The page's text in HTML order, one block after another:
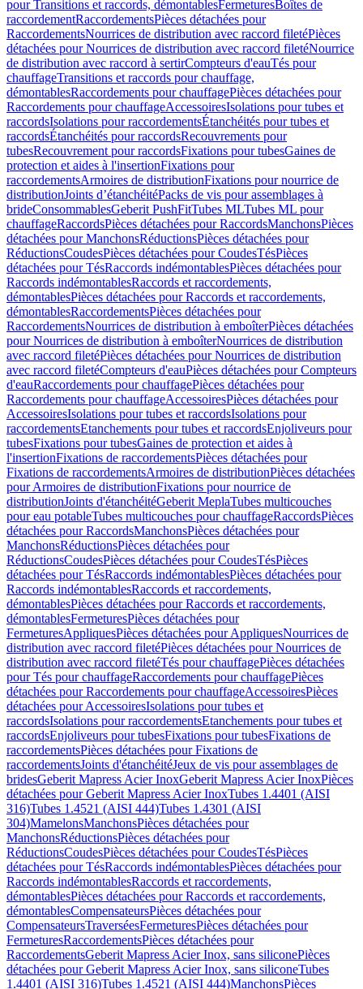
pour Transitions et raccords, démontablesFermeturesBoîtes de
raccordementRaccordementsPièces détachées pour
RaccordementsNourrices de distribution avec raccord filetéPièces
détachées pour Nourrices de distribution avec raccord filetéNourrice
de distribution avec raccord à sertirCompteurs d'eauTés pour
chauffageTransitions et raccords pour chauffage,
démontablesRaccordements pour chauffagePièces détachées pour
Raccordements pour chauffageAccessoiresIsolations pour tubes et
raccordsIsolations pour raccordementsÉtanchéités pour tubes et
raccordsÉtanchéités pour raccordsRecouvrements pour
tubesRecouvrement pour raccordsFixations pour tubesGaines de
protection et aides à l'insertionFixations pour
raccordementsArmoires de distributionFixations pour nourrice de
distributionJoints d’étanchéitéPacks de vis pour assemblages à
brideConsommablesGeberit PushFitTubes MLTubes ML pour
chauffageRaccordsPièces détachées pour RaccordsManchonsPièces
détachées pour ManchonsRéductionsPièces détachées pour
RéductionsCoudesPièces détachées pour CoudesTésPièces
détachées pour TésRaccords indémontablesPièces détachées pour
Raccords indémontablesRaccords et raccordements,
démontablesPièces détachées pour Raccords et raccordements,
démontablesRaccordementsPièces détachées pour
RaccordementsNourrices de distribution à emboîterPièces détachées
pour Nourrices de distribution à emboîterNourrices de distribution
avec raccord filetéPièces détachées pour Nourrices de distribution
avec raccord filetéCompteurs d'eauPièces détachées pour Compteurs
d'eauRaccordements pour chauffagePièces détachées pour
Raccordements pour chauffageAccessoiresPièces détachées pour
AccessoiresIsolations pour tubes et raccordsIsolations pour
raccordementsEtanchements pour tubes et raccordsEnjoliveurs pour
tubesFixations pour tubesGaines de protection et aides à
l'insertionFixations de raccordementsPièces détachées pour
Fixations de raccordementsArmoires de distributionPièces détachées
pour Armoires de distributionFixations pour nourrice de
distributionJoints d'étanchéitéGeberit MeplaTubes multicouches
pour eau potableTubes multicouches pour chauffageRaccordsPièces
détachées pour RaccordsManchonsPièces détachées pour
ManchonsRéductionsPièces détachées pour
RéductionsCoudesPièces détachées pour CoudesTésPièces
détachées pour TésRaccords indémontablesPièces détachées pour
Raccords indémontablesRaccords et raccordements,
démontablesPièces détachées pour Raccords et raccordements,
démontablesFermeturesPièces détachées pour
FermeturesAppliquesPièces détachées pour AppliquesNourrices de
distribution avec raccord filetéPièces détachées pour Nourrices de
distribution avec raccord filetéTés pour chauffagePièces détachées
pour Tés pour chauffageRaccordements pour chauffagePièces
détachées pour Raccordements pour chauffageAccessoiresPièces
détachées pour AccessoiresIsolations pour tubes et
raccordsIsolations pour raccordementsEtanchements pour tubes et
raccordsEnjoliveurs pour tubesFixations pour tubesFixations de
raccordementsPièces détachées pour Fixations de
raccordementsJoints d'étanchéitéJeux de vis pour assemblages de
bridesGeberit Mapress Acier InoxGeberit Mapress Acier InoxPièces
détachées pour Geberit Mapress Acier InoxTubes 1.4401 (AISI
316)Tubes 1.4521 (AISI 444)Tubes 1.4301 (AISI
304)MamelonsManchonsPièces détachées pour
ManchonsRéductionsPièces détachées pour
RéductionsCoudesPièces détachées pour CoudesTésPièces
détachées pour TésRaccords indémontablesPièces détachées pour
Raccords indémontablesRaccords et raccordements,
démontablesPièces détachées pour Raccords et raccordements,
démontablesCompensateursPièces détachées pour
CompensateursTraverséesFermeturesPièces détachées pour
FermeturesRaccordementsPièces détachées pour
RaccordementsGeberit Mapress Acier Inox, sans siliconePièces
détachées pour Geberit Mapress Acier Inox, sans siliconeTubes
1.4401 (AISI 316)Tubes 1.4521 (AISI 444)ManchonsPièces